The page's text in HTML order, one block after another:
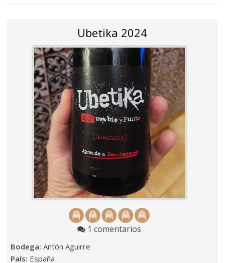
Ubetika 2024
1 comentarios
Bodega:Antón Aguirre
País: España